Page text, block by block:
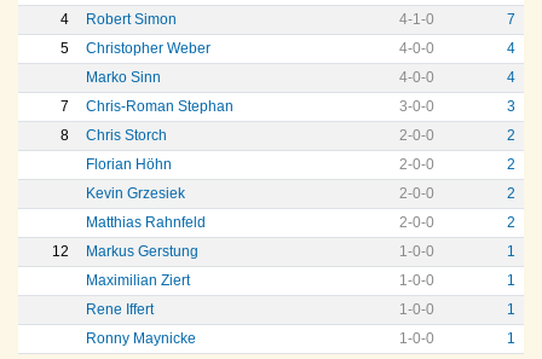
4
Robert Simon 4-1-0
7
5
Christopher Weber 4-0-0
4
Marko Sinn
4-0-0
4
7
Chris-Roman Stephan 3-0-0
3
8
Chris Storch 2-0-0
2
Florian Höhn
2-0-0
2
Kevin Grzesiek
2-0-0
2
Matthias Rahnfeld
2-0-0
2
12
Markus Gerstung 1-0-0
1
Maximilian Ziert
1-0-0
1
Rene Iffert
1-0-0
1
Ronny Maynicke
1-0-0 1